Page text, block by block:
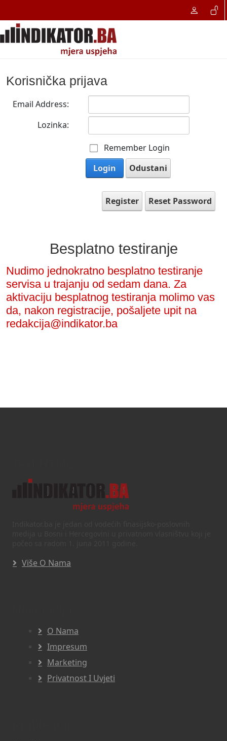
Korisnička prijava
Email Address:
Lozinka:
Remember Login
Login
Odustani
Register Reset Password
Besplatno testiranje
Nudimo jednokratno besplatno testiranje
servisa u trajanju od sedam dana. Za
aktivaciju besplatnog testiranja molimo vas
da, nakon registracije, pošaljete upit na
redakcija@indikator.ba
Više O Nama
O Nama
Impresum
Marketing
Privatnost I Uvjeti